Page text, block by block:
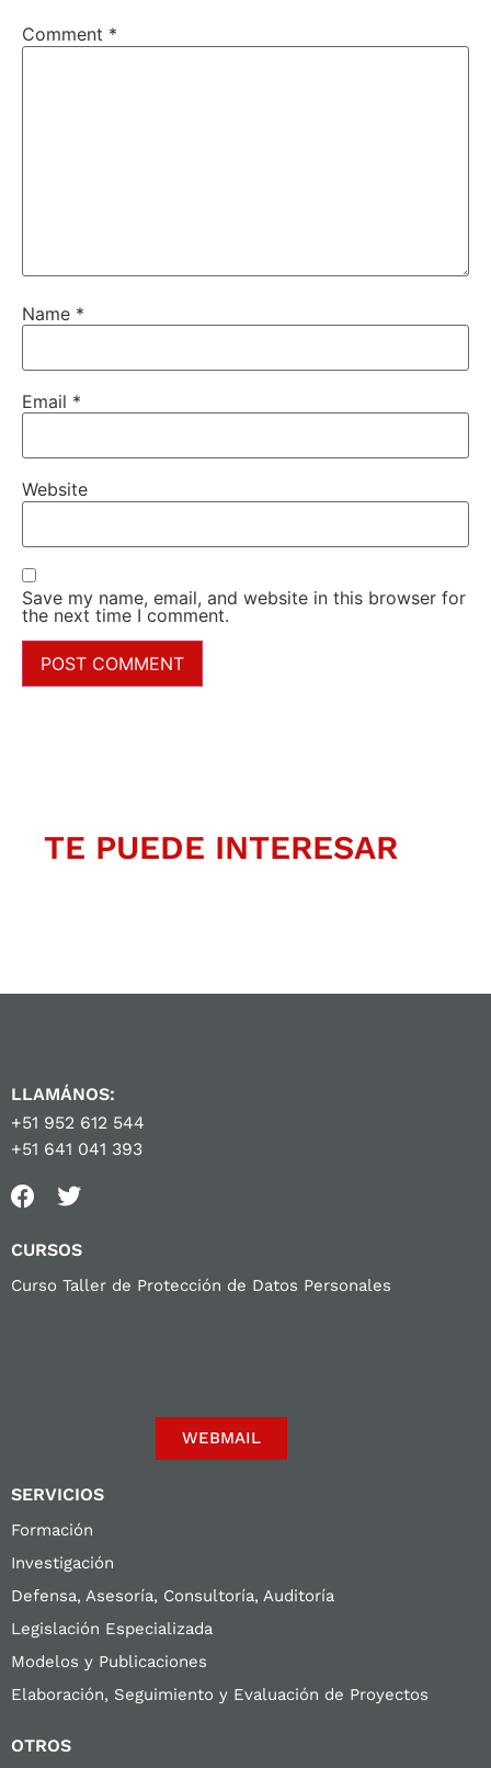
Comment *
Name *
Email *
Website
Save my name, email, and website in this browser for
the next time I comment.
TE PUEDE INTERESAR
LLAMÁNOS:
+51 952 612 544
+51 641 041 393
CURSOS
Curso Taller de Protección de Datos Personales
WEBMAIL
SERVICIOS
Formación
Investigación
Defensa, Asesoría, Consultoría, Auditoría
Legislación Especializada
Modelos y Publicaciones
Elaboración, Seguimiento y Evaluación de Proyectos
OTROS